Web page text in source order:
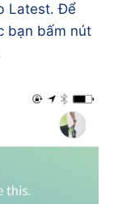
Latest. Để
bạn bấm nút